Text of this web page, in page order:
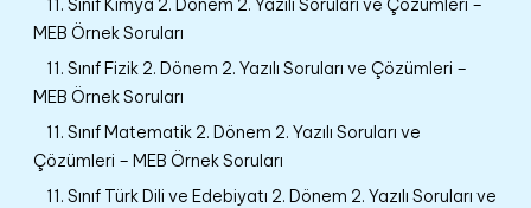
11. Sınıf Kimya 2. Dönem 2. Yazılı Soruları ve Çözümleri –
MEB Örnek Soruları
11. Sınıf Fizik 2. Dönem 2. Yazılı Soruları ve Çözümleri –
MEB Örnek Soruları
11. Sınıf Matematik 2. Dönem 2. Yazılı Soruları ve
Çözümleri – MEB Örnek Soruları
11. Sınıf Türk Dili ve Edebiyatı 2. Dönem 2. Yazılı Soruları ve